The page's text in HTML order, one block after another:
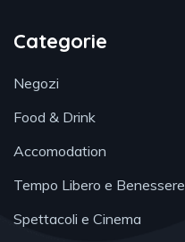
Categorie
Negozi
Food & Drink
Accomodation
Tempo Libero e Benessere
Spettacoli e Cinema